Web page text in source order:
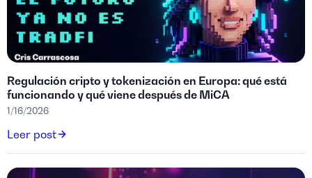
Regulación cripto y tokenización en Europa: qué está
funcionando y qué viene después de MiCA
1/16/2026
Leer post